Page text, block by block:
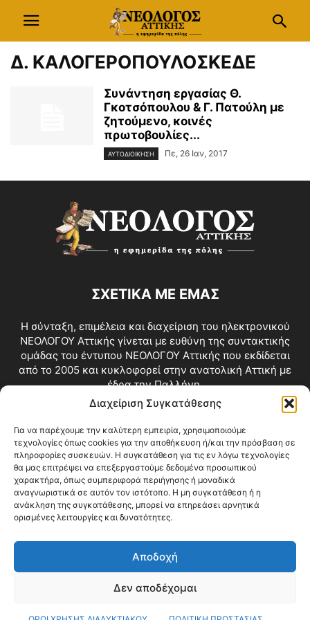
Διαχείριση Συγκατάθεσης
Για να παρέχουμε την καλύτερη εμπειρία, χρησιμοποιούμε
τεχνολογίες όπως cookies για την αποθήκευση ή/και την πρόσβαση σε
πληροφορίες συσκευών. Η συγκατάθεση για τις εν λόγω τεχνολογίες
θα μας επιτρέψει να επεξεργαστούμε δεδομένα προσωπικού
χαρακτήρα, όπως συμπεριφορά περιήγησης ή μοναδικά
αναγνωριστικά σε αυτόν τον ιστότοπο. Η μη συγκατάθεση ή η
ανάκληση της συγκατάθεσης, μπορεί να επηρεάσει αρνητικά
ορισμένες λειτουργίες και δυνατότητες.
Αποδοχή
Δεν αποδέχομαι
Δ. ΚΑΛΟΓΕΡΟΠΟΥΛΟΣΚΕΔΕ
Συνάντηση εργασίας Θ.
Γκοτσόπουλου & Γ. Πατούλη με
ζητούμενο, κοινές
πρωτοβουλίες...
ΑΥΤΟΔΙΟΙΚΗΣΗ Πε, 26 Ιαν, 2017
ΣΧΕΤΙΚΑ ΜΕ ΕΜΑΣ
Η σύνταξη, επιμέλεια και διαχείριση του ηλεκτρονικού
ΝΕΟΛΟΓΟΥ Αττικής γίνεται με ευθύνη της συντακτικής
ομάδας του έντυπου ΝΕΟΛΟΓΟΥ Αττικής που εκδίδεται
από το 2005 και κυκλοφορεί στην ανατολική Αττική με
έδρα την Παλλήνη.
Επικοινωνία:info@neologosattikis.gr
ΑΚΟΛΟΥΘΗΣΕ ΜΑΣ
Videos Όροι Χρήσης